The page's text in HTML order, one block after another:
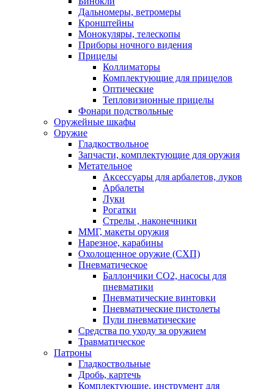
Дальномеры, ветромеры
Кронштейны
Монокуляры, телескопы
Приборы ночного видения
Прицелы
Коллиматоры
Комплектующие для прицелов
Оптические
Тепловизионные прицелы
Фонари подствольные
Оружейные шкафы
Оружие
Гладкоствольное
Запчасти, комплектующие для оружия
Метательное
Аксессуары для арбалетов, луков
Арбалеты
Луки
Рогатки
Стрелы , наконечники
ММГ, макеты оружия
Нарезное, карабины
Охолощенное оружие (СХП)
Пневматическое
Баллончики СО2, насосы для
пневматики
Пневматические винтовки
Пневматические пистолеты
Пули пневматические
Средства по уходу за оружием
Травматическое
Патроны
Гладкоствольные
Дробь, картечь
Комплектующие, инструмент для